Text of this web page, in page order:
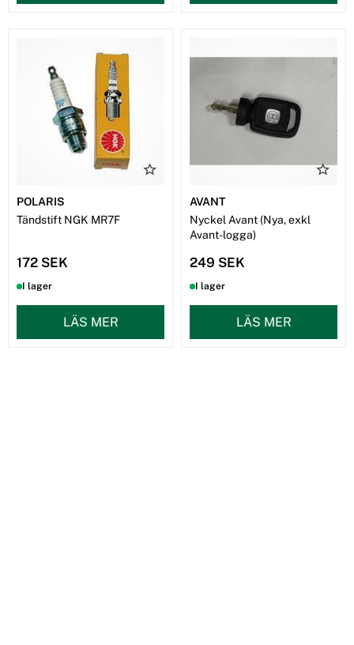
POLARIS
Tändstift NGK MR7F
172 SEK
I lager
LÄS MER
AVANT
Nyckel Avant (Nya, exkl
Avant-logga)
249 SEK
I lager
LÄS MER